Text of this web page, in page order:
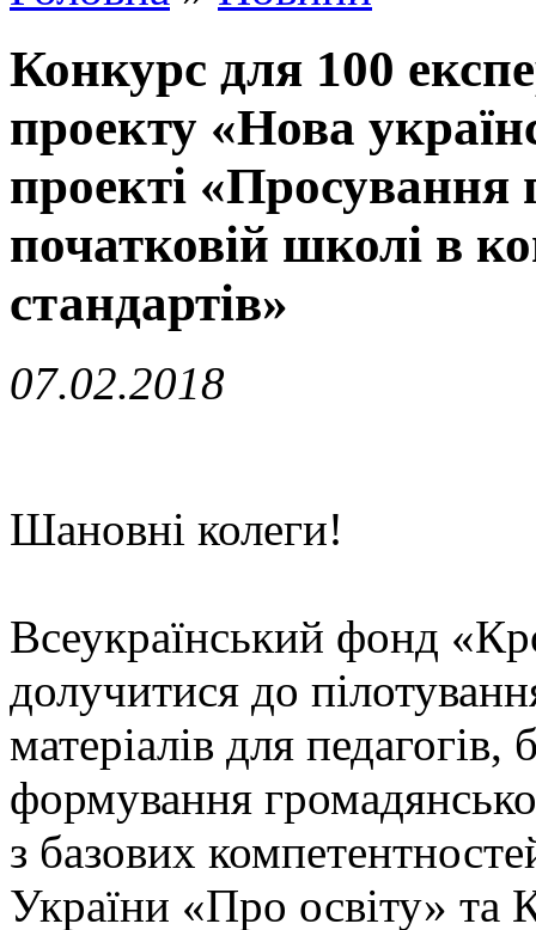
Конкурс для 100
проекту «Нова
проекті «Просування
початковій школі в
стандартів»
07.02.2018
Шановні колеги!
Всеукраїнський фонд
долучитися до
матеріалів для педагогів,
формування
з базових
України «Про освіту» та